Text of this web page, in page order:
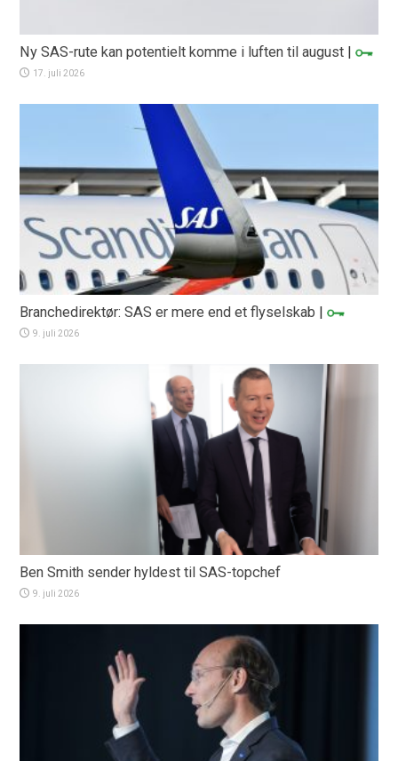
Ny SAS-rute kan potentielt komme i luften til august |
17. juli 2026
Branchedirektør: SAS er mere end et flyselskab |
9. juli 2026
Ben Smith sender hyldest til SAS-topchef
9. juli 2026